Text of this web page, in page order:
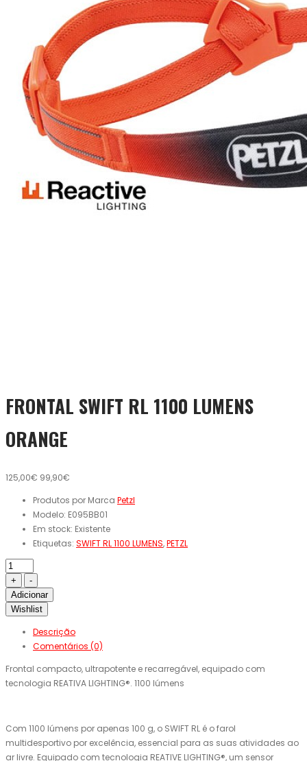
FRONTAL SWIFT RL 1100 LUMENS
ORANGE
125,00€ 99,90€
Produtos por Marca Petzl
Modelo: E095BB01
Em stock: Existente
Etiquetas: SWIFT RL 1100 LUMENS,PETZL
Adicionar
Wishlist
Descrição
Comentários (0)
Frontal compacto, ultrapotente e recarregável, equipado com
tecnologia REATIVA LIGHTING®. 1100 lúmens
Com 1100 lúmens por apenas 100 g, o SWIFT RL é o farol
multidesportivo por excelência, essencial para as suas atividades ao
ar livre. Equipado com tecnologia REATIVE LIGHTING®, um sensor